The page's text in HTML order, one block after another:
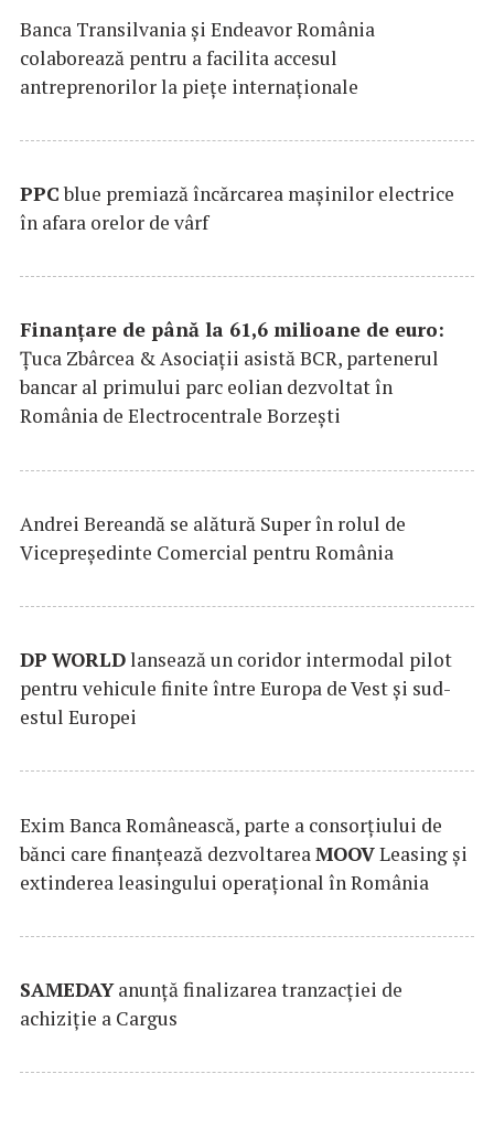
Banca Transilvania şi Endeavor România
colaborează pentru a facilita accesul
antreprenorilor la pieţe internaţionale
PPCblue premiază încărcarea maşinilor electrice
în afara orelor de vârf
Finanțare de până la 61,6 milioane de euro:
Țuca Zbârcea & Asociații asistă BCR, partenerul
bancar al primului parc eolian dezvoltat în
România de Electrocentrale Borzești
Andrei Bereandă se alătură Super în rolul de
Vicepreședinte Comercial pentru România
DP WORLDlansează un coridor intermodal pilot
pentru vehicule finite între Europa de Vest și sud-
estul Europei
Exim Banca Românească, parte a consorțiului de
bănci care finanțează dezvoltarea MOOVLeasing și
extinderea leasingului operațional în România
SAMEDAYanunță finalizarea tranzacției de
achiziție a Cargus